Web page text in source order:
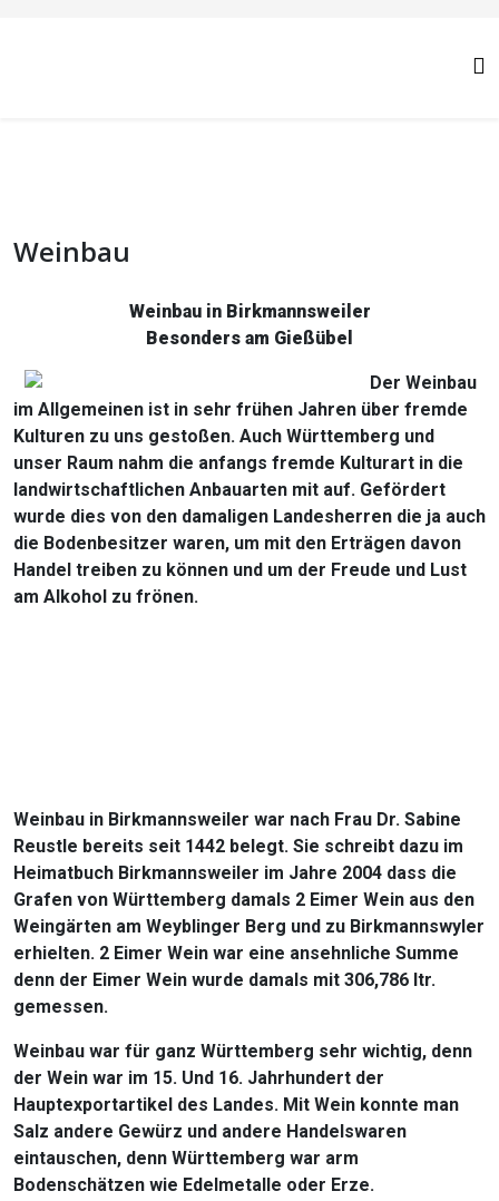
Weinbau
Weinbau in Birkmannsweiler
Besonders am Gießübel
Der Weinbau
im Allgemeinen ist in sehr frühen Jahren über fremde
Kulturen zu uns gestoßen. Auch Württemberg und
unser Raum nahm die anfangs fremde Kulturart in die
landwirtschaftlichen Anbauarten mit auf. Gefördert
wurde dies von den damaligen Landesherren die ja auch
die Bodenbesitzer waren, um mit den Erträgen davon
Handel treiben zu können und um der Freude und Lust
am Alkohol zu frönen.
Weinbau in Birkmannsweiler war nach Frau Dr. Sabine
Reustle bereits seit 1442 belegt. Sie schreibt dazu im
Heimatbuch Birkmannsweiler im Jahre 2004 dass die
Grafen von Württemberg damals 2 Eimer Wein aus den
Weingärten am Weyblinger Berg und zu Birkmannswyler
erhielten. 2 Eimer Wein war eine ansehnliche Summe
denn der Eimer Wein wurde damals mit 306,786 ltr.
gemessen.
Weinbau war für ganz Württemberg sehr wichtig, denn
der Wein war im 15. Und 16. Jahrhundert der
Hauptexportartikel des Landes. Mit Wein konnte man
Salz andere Gewürz und andere Handelswaren
eintauschen, denn Württemberg war arm
Bodenschätzen wie Edelmetalle oder Erze.